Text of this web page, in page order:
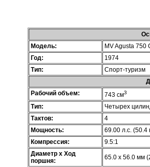
Модель:
MV Agusta 750
Год:
1974
Тип:
Спорт-туризм
Рабочий объем:
743 см3
Тип:
Четырех
Тактов:
4
Мощность:
69.00 л.с. (50.4
Компрессия:
9.5:1
Диаметр х Ход
поршня:
65.0 x 56.0 мм